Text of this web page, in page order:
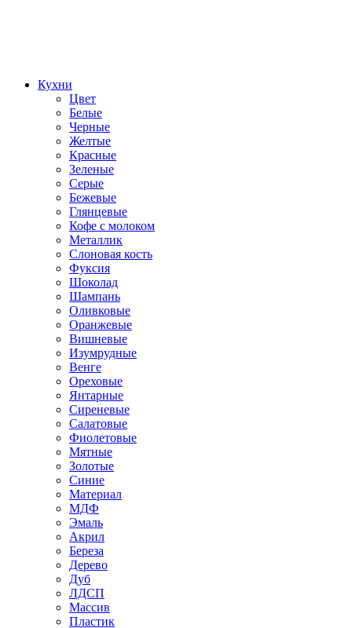
Кухни
Цвет
Белые
Черные
Желтые
Красные
Зеленые
Серые
Бежевые
Глянцевые
Кофе с молоком
Металлик
Слоновая кость
Фуксия
Шоколад
Шампань
Оливковые
Оранжевые
Вишневые
Изумрудные
Венге
Ореховые
Янтарные
Сиреневые
Салатовые
Фиолетовые
Мятные
Золотые
Синие
Материал
МДФ
Эмаль
Акрил
Береза
Дерево
Дуб
ЛДСП
Массив
Пластик